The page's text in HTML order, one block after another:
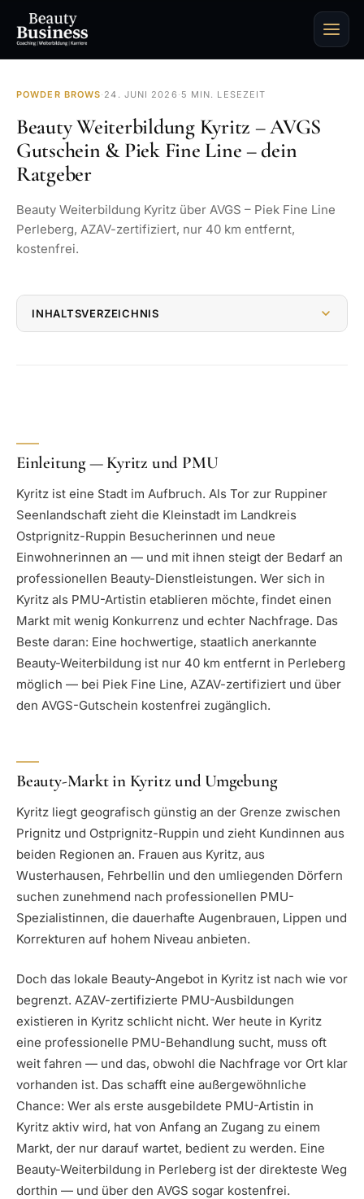
POWDER BROWS· 24. JUNI 2026 · 5 MIN. LESEZEIT
Beauty Weiterbildung Kyritz – AVGS
Gutschein & Piek Fine Line – dein
Ratgeber
Beauty Weiterbildung Kyritz über AVGS – Piek Fine Line
Perleberg, AZAV-zertifiziert, nur 40 km entfernt,
kostenfrei.
INHALTSVERZEICHNIS
Einleitung — Kyritz und PMU
Kyritz ist eine Stadt im Aufbruch. Als Tor zur Ruppiner
Seenlandschaft zieht die Kleinstadt im Landkreis
Ostprignitz-Ruppin Besucherinnen und neue
Einwohnerinnen an — und mit ihnen steigt der Bedarf an
professionellen Beauty-Dienstleistungen. Wer sich in
Kyritz als PMU-Artistin etablieren möchte, findet einen
Markt mit wenig Konkurrenz und echter Nachfrage. Das
Beste daran: Eine hochwertige, staatlich anerkannte
Beauty-Weiterbildung ist nur 40 km entfernt in Perleberg
möglich — bei Piek Fine Line, AZAV-zertifiziert und über
den AVGS-Gutschein kostenfrei zugänglich.
Beauty-Markt in Kyritz und Umgebung
Kyritz liegt geografisch günstig an der Grenze zwischen
Prignitz und Ostprignitz-Ruppin und zieht Kundinnen aus
beiden Regionen an. Frauen aus Kyritz, aus
Wusterhausen, Fehrbellin und den umliegenden Dörfern
suchen zunehmend nach professionellen PMU-
Spezialistinnen, die dauerhafte Augenbrauen, Lippen und
Korrekturen auf hohem Niveau anbieten.
Doch das lokale Beauty-Angebot in Kyritz ist nach wie vor
begrenzt. AZAV-zertifizierte PMU-Ausbildungen
existieren in Kyritz schlicht nicht. Wer heute in Kyritz
eine professionelle PMU-Behandlung sucht, muss oft
weit fahren — und das, obwohl die Nachfrage vor Ort klar
vorhanden ist. Das schafft eine außergewöhnliche
Chance: Wer als erste ausgebildete PMU-Artistin in
Kyritz aktiv wird, hat von Anfang an Zugang zu einem
Markt, der nur darauf wartet, bedient zu werden. Eine
Beauty-Weiterbildung in Perleberg ist der direkteste Weg
dorthin — und über den AVGS sogar kostenfrei.